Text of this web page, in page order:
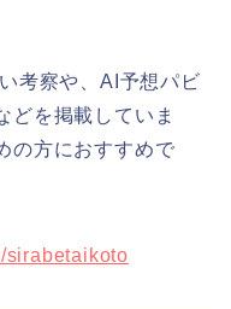
考察や、AI予想パビ
どを掲載していま
の方におすすめで
sirabetaikoto